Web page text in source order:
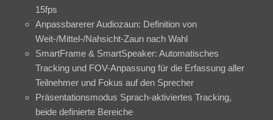
15fps
Anpassbarerer Audiozaun: Definition von
Weit-/Mittel-/Nahsicht-Zaun nach Wahl
SmartFrame & SmartSpeaker: Automatisches
Tracking und FOV-Anpassung für die Erfassung aller
Teilnehmer und Fokus auf den Sprecher
Präsentationsmodus Sprach-aktiviertes Tracking,
beide definierte Bereiche